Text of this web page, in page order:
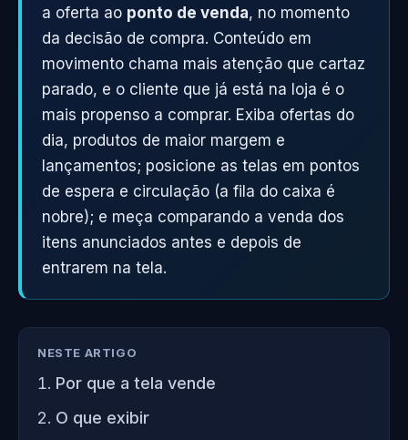
a oferta ao ponto de venda, no momento
da decisão de compra. Conteúdo em
movimento chama mais atenção que cartaz
parado, e o cliente que já está na loja é o
mais propenso a comprar. Exiba ofertas do
dia, produtos de maior margem e
lançamentos; posicione as telas em pontos
de espera e circulação (a fila do caixa é
nobre); e meça comparando a venda dos
itens anunciados antes e depois de
entrarem na tela.
NESTE ARTIGO
Por que a tela vende
O que exibir